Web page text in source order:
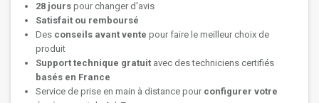
28 jours pour changer d'avis
Satisfait ou remboursé
Des conseils avant vente pour faire le meilleur choix de
produit
Support technique gratuit avec des techniciens certifiés
basés en France
Service de prise en main à distance pour configurer votre